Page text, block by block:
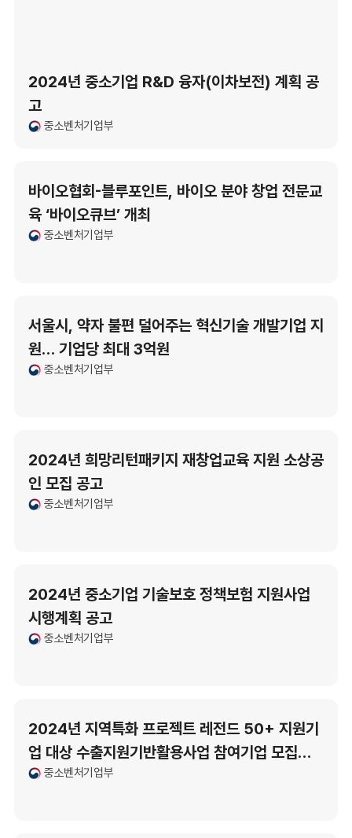
2024년 중소기업 R&D 융자(이차보전) 계획 공
고
중소벤처기업부
바이오협회-블루포인트, 바이오 분야 창업 전문교
육 ‘바이오큐브’ 개최
중소벤처기업부
서울시, 약자 불편 덜어주는 혁신기술 개발기업 지
원… 기업당 최대 3억원
중소벤처기업부
2024년 희망리턴패키지 재창업교육 지원 소상공
인 모집 공고
중소벤처기업부
2024년 중소기업 기술보호 정책보험 지원사업
시행계획 공고
중소벤처기업부
2024년 지역특화 프로젝트 레전드 50+ 지원기
업 대상 수출지원기반활용사업 참여기업 모집공
고(중소벤처기업부…
중소벤처기업부